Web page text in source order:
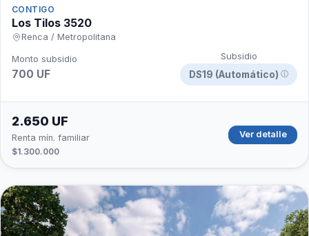
CONTIGO
Los Tilos 3520
Renca / Metropolitana
Monto subsidio
700 UF
Subsidio
DS19 (Automático) ⓘ
2.650 UF
Renta mín. familiar
$1.300.000
Ver detalle